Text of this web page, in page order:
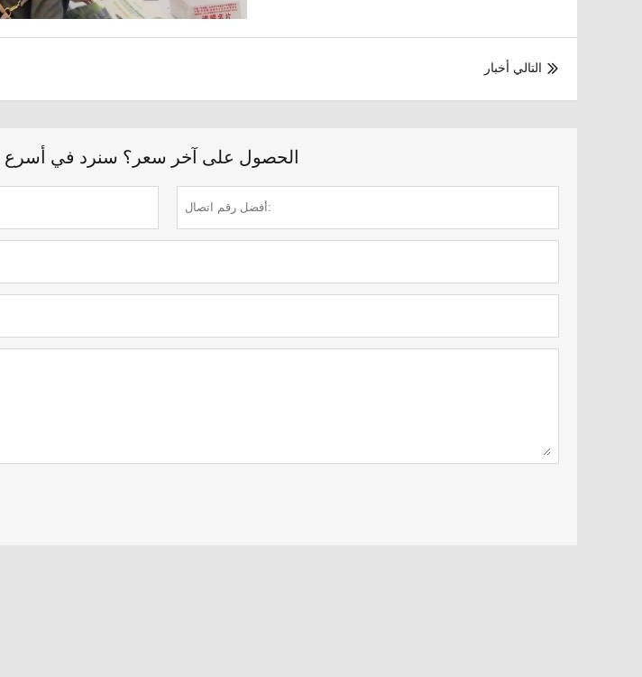
 التالي أخبار
الحصول على آخر سعر؟ سنرد في أسرع وقت